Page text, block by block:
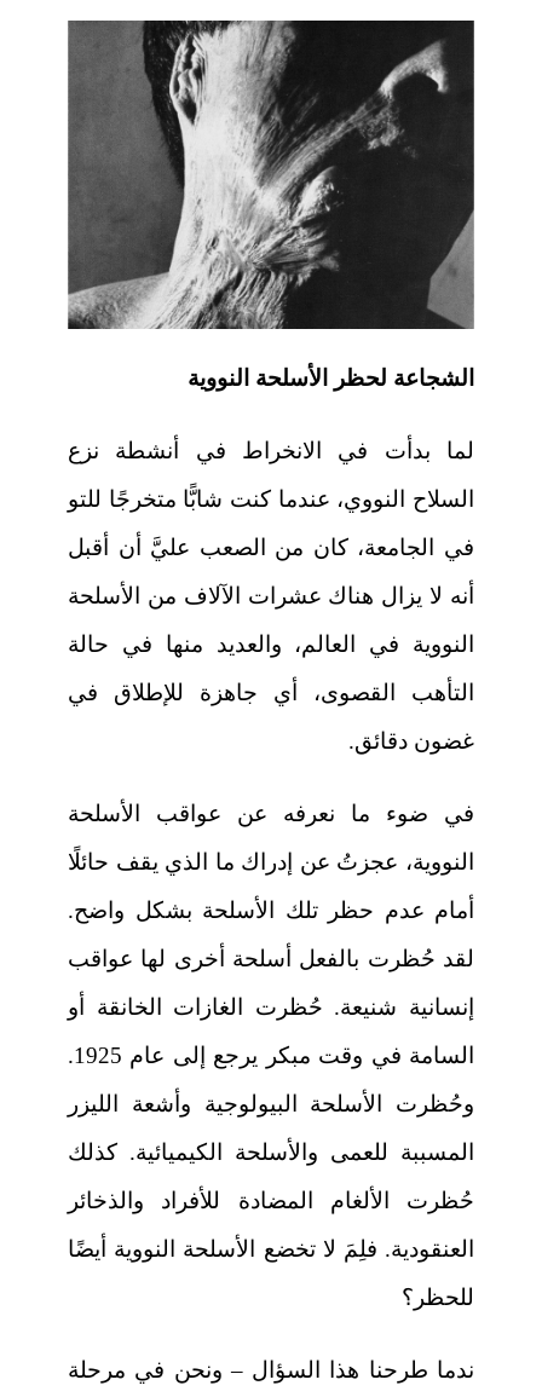
الشجاعة لحظر الأسلحة النووية
لما بدأت في الانخراط في أنشطة نزع
السلاح النووي، عندما كنت شابًّا متخرجًا للتو
في الجامعة، كان من الصعب عليَّ أن أقبل
أنه لا يزال هناك عشرات الآلاف من الأسلحة
النووية في العالم، والعديد منها في حالة
التأهب القصوى، أي جاهزة للإطلاق في
غضون دقائق.
في ضوء ما نعرفه عن عواقب الأسلحة
النووية، عجزتُ عن إدراك ما الذي يقف حائلًا
أمام عدم حظر تلك الأسلحة بشكل واضح.
لقد حُظرت بالفعل أسلحة أخرى لها عواقب
إنسانية شنيعة. حُظرت الغازات الخانقة أو
السامة في وقت مبكر يرجع إلى عام 1925.
وحُظرت الأسلحة البيولوجية وأشعة الليزر
المسببة للعمى والأسلحة الكيميائية. كذلك
حُظرت الألغام المضادة للأفراد والذخائر
العنقودية. فلِمَ لا تخضع الأسلحة النووية أيضًا
للحظر؟
ندما طرحنا هذا السؤال – ونحن في مرحلة